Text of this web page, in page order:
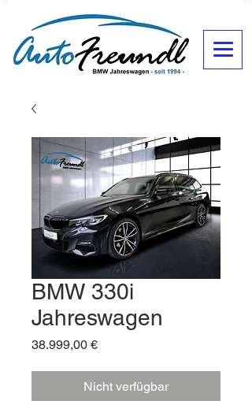
BMW 330i
Jahreswagen
38.999,00 €Preis
Nicht verfügbar